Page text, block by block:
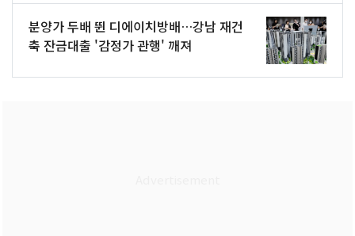
분양가 두배 뛴 디에이치방배…강남 재건
축 잔금대출 '감정가 관행' 깨져